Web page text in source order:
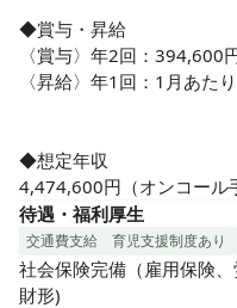
◆賞与・昇給
〈賞与〉年2回：394,600
〈昇給〉年1回：1月あた
◆想定年収
4,474,600円（オンコール
待遇・福利厚生
交通費支給 育児支援制度あり
社会保険完備（雇用保険、
財形)